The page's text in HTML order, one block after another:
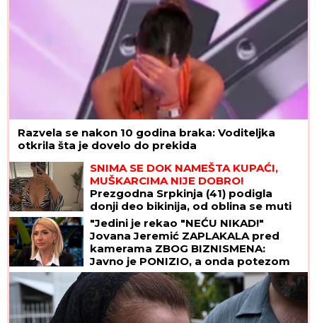
Razvela se nakon 10 godina braka: Voditeljka
otkrila šta je dovelo do prekida
SNIMA SE DOK NAMEŠTA KUPAĆI,
MUŠKARCIMA NIJE DOBRO!
Prezgodna Srpkinja (41) podigla
donji deo bikinija, od oblina se muti
um: "Uspostavila kontakt sa telom"
(FOTO)
"Jedini je rekao "NEĆU NIKAD!"
Jovana Jeremić ZAPLAKALA pred
kamerama ZBOG BIZNISMENA:
Javno je PONIZIO, a onda potezom
iznenadio javnost!